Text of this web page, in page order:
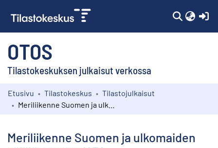
OTOS
Tilastokeskuksen julkaisut verkossa
Kokoelmat
Etusivu Tilastokeskus
Tilastojulkaisut
Meriliikenne Suomen ja ulkomaiden